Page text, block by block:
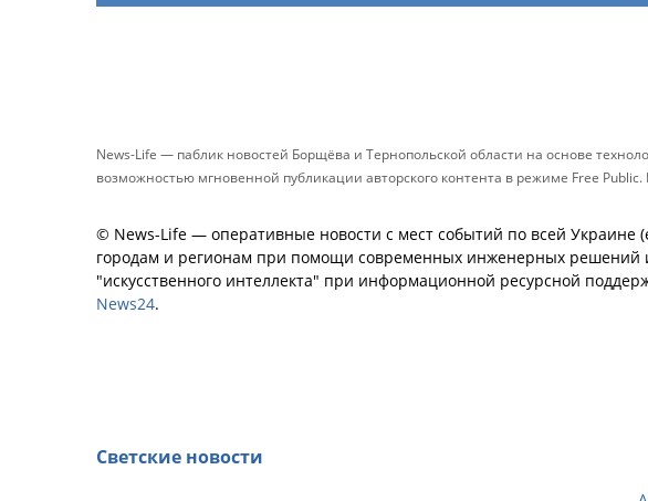
News-Life — паблик новостей Борщёва и Тернопольской области на основе
возможностью мгновенной публикации авторского контента в режиме Free
© News-Life — оперативные новости с мест событий по всей Украине
городам и регионам при помощи современных инженерных решений
"искусственного интеллекта" при информационной ресурсной
News24.
Светские новости